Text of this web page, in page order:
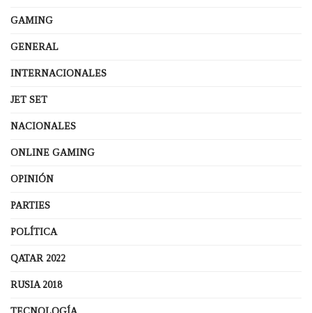
GAMING
GENERAL
INTERNACIONALES
JET SET
NACIONALES
ONLINE GAMING
OPINIÓN
PARTIES
POLÍTICA
QATAR 2022
RUSIA 2018